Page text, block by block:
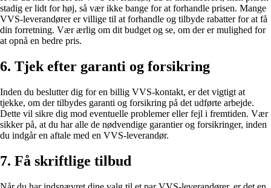
stadig er lidt for høj, så vær ikke bange for at forhandle prisen. Mange
VVS-leverandører er villige til at forhandle og tilbyde rabatter for at få
din forretning. Vær ærlig om dit budget og se, om der er mulighed for
at opnå en bedre pris.
6. Tjek efter garanti og forsikring
Inden du beslutter dig for en billig VVS-kontakt, er det vigtigt at
tjekke, om der tilbydes garanti og forsikring på det udførte arbejde.
Dette vil sikre dig mod eventuelle problemer eller fejl i fremtiden. Vær
sikker på, at du har alle de nødvendige garantier og forsikringer, inden
du indgår en aftale med en VVS-leverandør.
7. Få skriftlige tilbud